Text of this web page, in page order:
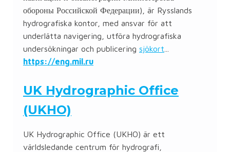
обороны Российской Федерации), är Rysslands
hydrografiska kontor, med ansvar för att
underlätta navigering, utföra hydrografiska
undersökningar och publicering sjökort
https://eng.mil.ru
UK Hydrographic Office
(UKHO)
UK Hydrographic Office (UKHO) är ett
världsledande centrum för hydrografi,